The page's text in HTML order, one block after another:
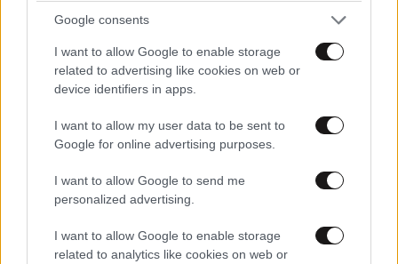
Google consents
I want to allow Google to enable storage
related to advertising like cookies on web or
device identifiers in apps.
I want to allow my user data to be sent to
Google for online advertising purposes.
I want to allow Google to send me
personalized advertising.
I want to allow Google to enable storage
related to analytics like cookies on web or
Οι μεταφορές χρημάτων μέσω IRIS στο
μικροσκόπιο της ΑΑΔΕ – Γιατί είναι σημαντική η
αιτιολογία